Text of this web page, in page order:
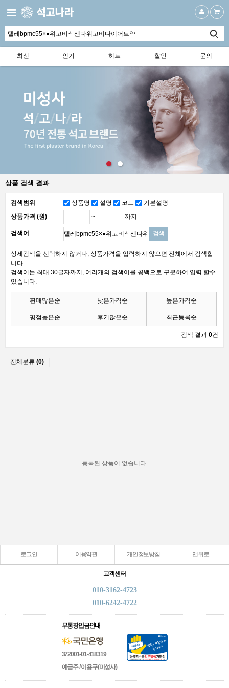
최신 인기 히트 할인 문의
상품 검색 결과
검색범위 상품명 설명 코드
기본설명
상품가격 (원)
~ 까지
검색어
상세검색을 선택하지 않거나, 상품가격을 입력하지 않으면 전체에서 검색합
니다.
검색어는 최대 30글자까지, 여러개의 검색어를 공백으로 구분하여 입력 할수
있습니다.
판매많은순 낮은가격순 높은가격순
평점높은순 후기많은순 최근등록순
검색 결과 0건
전체분류 (0)
등록된 상품이 없습니다.
로그인 이용약관 개인정보방침 맨위로
고객센터
010-3162-4723
010-6242-4722
무통장입금안내
372001-01-418319
예금주 / 이용구(미성사)